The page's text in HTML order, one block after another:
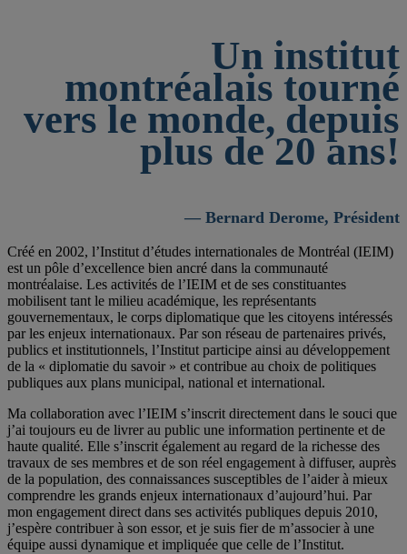
Un institut
montréalais tourné
vers le monde, depuis
plus de 20 ans!
— Bernard Derome, Président
Créé en 2002, l’Institut d’études internationales de Montréal (IEIM)
est un pôle d’excellence bien ancré dans la communauté
montréalaise. Les activités de l’IEIM et de ses constituantes
mobilisent tant le milieu académique, les représentants
gouvernementaux, le corps diplomatique que les citoyens intéressés
par les enjeux internationaux. Par son réseau de partenaires privés,
publics et institutionnels, l’Institut participe ainsi au développement
de la « diplomatie du savoir » et contribue au choix de politiques
publiques aux plans municipal, national et international.
Ma collaboration avec l’IEIM s’inscrit directement dans le souci que
j’ai toujours eu de livrer au public une information pertinente et de
haute qualité. Elle s’inscrit également au regard de la richesse des
travaux de ses membres et de son réel engagement à diffuser, auprès
de la population, des connaissances susceptibles de l’aider à mieux
comprendre les grands enjeux internationaux d’aujourd’hui. Par
mon engagement direct dans ses activités publiques depuis 2010,
j’espère contribuer à son essor, et je suis fier de m’associer à une
équipe aussi dynamique et impliquée que celle de l’Institut.